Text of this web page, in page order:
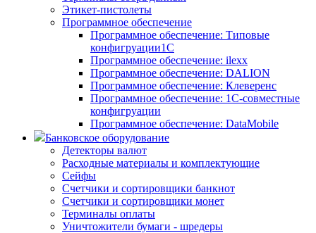
Этикет-пистолеты
Программное обеспечение
Программное обеспечение: Типовые
конфигруации1С
Программное обеспечение: ilexx
Программное обеспечение: DALION
Программное обеспечение: Клеверенс
Программное обеспечение: 1С-совместные
конфигруации
Программное обеспечение: DataMobile
Банковское оборудование
Детекторы валют
Расходные материалы и комплектующие
Сейфы
Счетчики и сортировщики банкнот
Счетчики и сортировщики монет
Терминалы оплаты
Уничтожители бумаги - шредеры